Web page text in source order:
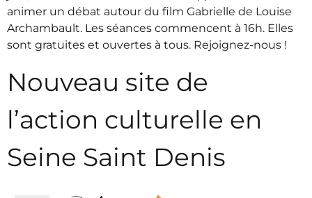
animer un débat autour du film Gabrielle de Louise
Archambault. Les séances commencent à 16h. Elles
sont gratuites et ouvertes à tous. Rejoignez-nous !
Nouveau site de
l’action culturelle en
Seine Saint Denis